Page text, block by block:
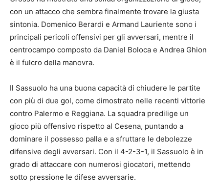
con un attacco che sembra finalmente trovare la giusta
sintonia. Domenico Berardi e Armand Lauriente sono i
principali pericoli offensivi per gli avversari, mentre il
centrocampo composto da Daniel Boloca e Andrea Ghion
è il fulcro della manovra.
Il Sassuolo ha una buona capacità di chiudere le partite
con più di due gol, come dimostrato nelle recenti vittorie
contro Palermo e Reggiana. La squadra predilige un
gioco più offensivo rispetto al Cesena, puntando a
dominare il possesso palla e a sfruttare le debolezze
difensive degli avversari. Con il 4-2-3-1, il Sassuolo è in
grado di attaccare con numerosi giocatori, mettendo
sotto pressione le difese avversarie.